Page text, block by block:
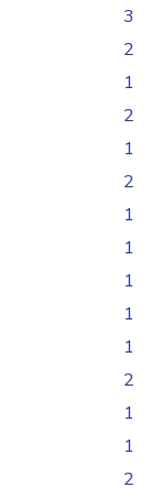
3
2
1
2
1
2
1
1
1
1
1
2
1
1
2